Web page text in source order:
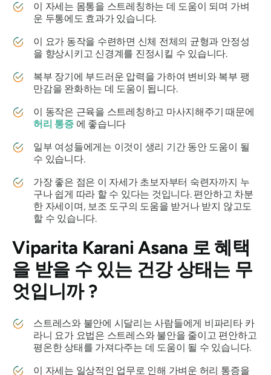
이 자세는 몸통을 스트레칭하는 데 도움이 되며 가벼
운 두통에도 효과가 있습니다.
이 요가 동작을 수련하면 신체 전체의 균형과 안정성
을 향상시키고 신경계를 진정시킬 수 있습니다.
복부 장기에 부드러운 압력을 가하여 변비와 복부 팽
만감을 완화하는 데 도움이 됩니다.
이 동작은 근육을 스트레칭하고 마사지해주기 때문에
허리 통증에 좋습니다
일부 여성들에게는 이것이 생리 기간 동안 도움이 될
수 있습니다.
가장 좋은 점은 이 자세가 초보자부터 숙련자까지 누
구나 쉽게 따라 할 수 있다는 것입니다. 편안하고 차분
한 자세이며, 보조 도구의 도움을 받거나 받지 않고도
할 수 있습니다.
Viparita Karani Asana 로 혜택
을 받을 수 있는 건강 상태는 무
엇입니까 ?
스트레스와 불안에 시달리는 사람들에게 비파리타 카
라니 요가 요법은 스트레스와 불안을 줄이고 편안하고
평온한 상태를 가져다주는 데 도움이 될 수 있습니다.
이 자세는 일상적인 업무로 인해 가벼운 허리 통증을